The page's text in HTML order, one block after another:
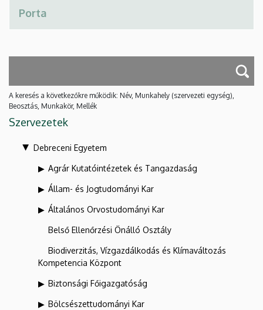
A keresés a következőkre működik: Név, Munkahely (szervezeti egység),
Beosztás, Munkakör, Mellék
Szervezetek
Debreceni Egyetem
Agrár Kutatóintézetek és Tangazdaság
Állam- és Jogtudományi Kar
Általános Orvostudományi Kar
Belső Ellenőrzési Önálló Osztály
Biodiverzitás, Vízgazdálkodás és Klímaváltozás
Kompetencia Központ
Biztonsági Főigazgatóság
Bölcsészettudományi Kar